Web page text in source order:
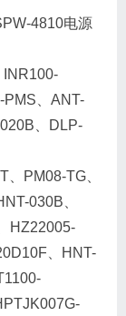
4810电源
INR100-
、ANT-
、DLP-
PM08-TG、
030B、
HZ22005-
、HNT-